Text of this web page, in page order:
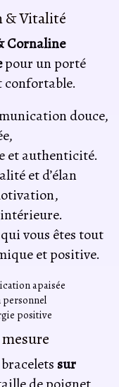
& Vitalité
Cornaline
pour un porté
confortable.
douce,
et authenticité.
et d’élan
vous êtes tout
et positive.
apaisée
personnel
positive
sur